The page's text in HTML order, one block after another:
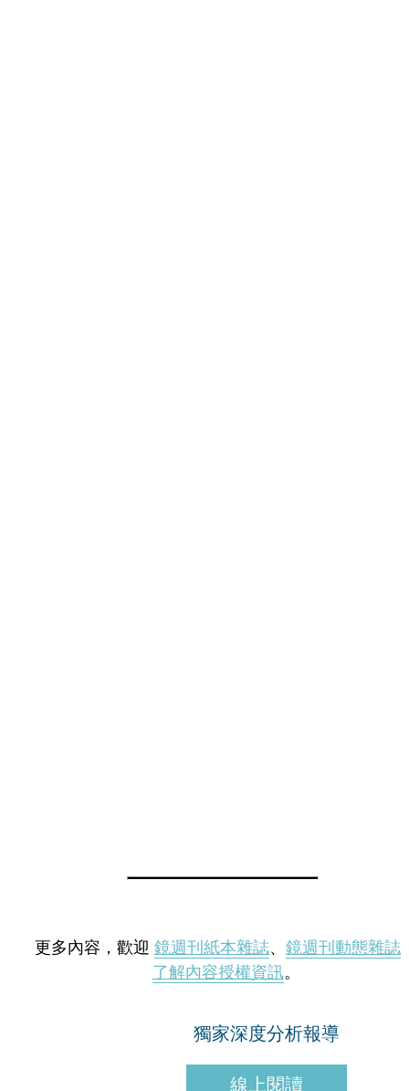
更多內容，歡迎 鏡週刊紙本雜誌、 鏡週刊動態雜誌
了解內容授權資訊。
獨家深度分析報導
線上閱讀